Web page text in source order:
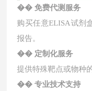
�� 免费代测 服务
购买任意ELISA试剂
报告。
�� 定制化服务
提供特殊靶点或物种
�� 专业技术支持